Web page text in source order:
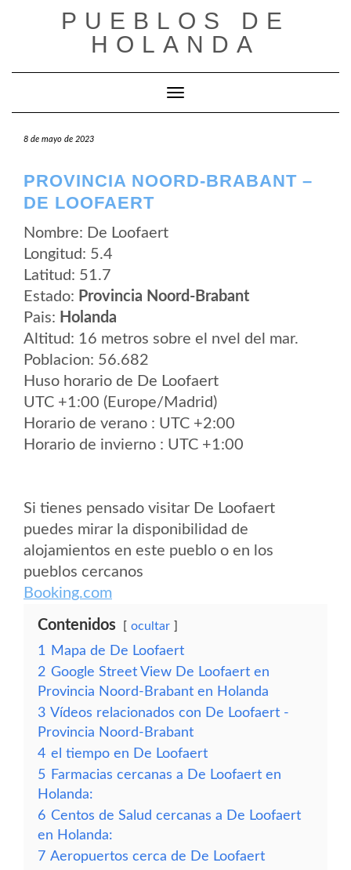
PUEBLOS DE
HOLANDA
Cambiar modo de navegación
8 de mayo de 2023
PROVINCIA NOORD-BRABANT –
DE LOOFAERT
Nombre: De Loofaert
Longitud: 5.4
Latitud: 51.7
Estado: Provincia Noord-Brabant
Pais: Holanda
Altitud: 16 metros sobre el nvel del mar.
Poblacion: 56.682
Huso horario de De Loofaert
UTC +1:00 (Europe/Madrid)
Horario de verano : UTC +2:00
Horario de invierno : UTC +1:00
Si tienes pensado visitar De Loofaert
puedes mirar la disponibilidad de
alojamientos en este pueblo o en los
pueblos cercanos
Booking.com
Contenidos ocultar
1
Mapa de De Loofaert
2 Google Street View De Loofaert en
Provincia Noord-Brabant en Holanda
3 Vídeos relacionados con De Loofaert -
Provincia Noord-Brabant
4 el tiempo en De Loofaert
5 Farmacias cercanas a De Loofaert en
Holanda:
6 Centos de Salud cercanas a De Loofaert
en Holanda:
7 Aeropuertos cerca de De Loofaert